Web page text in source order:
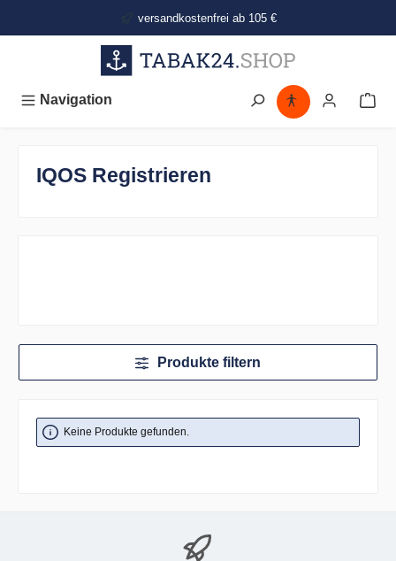
versandkostenfrei ab 105 €
Navigation
IQOS Registrieren
Produkte filtern
Keine Produkte gefunden.